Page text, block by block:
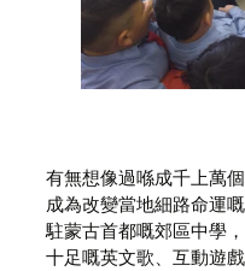
有無想像過喺成千上萬
成為改變當地細路命運
駐蒙古首都嘅郊區中學
十足嘅英文歌、互動遊